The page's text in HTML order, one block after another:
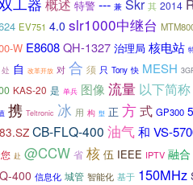
概述 特警 --- 兼 Skr 其 2014
EV751 4.0 slr1000中继台
W E8608QH-1327 治理局 核电站
处 自 改革开放 对 合 须 只 Tony 快 MESH
KAS-20 是 单兵 图像 流量 以下简称
携 Teltronic 冰 用 构 型 正 方式 GP300
CB-FLQ-400 油气和 VS-
您 赴 @CCW 省 核 伍 IEEE IPTV 融合
400 信息化 城管 智能化 基于 150MHz